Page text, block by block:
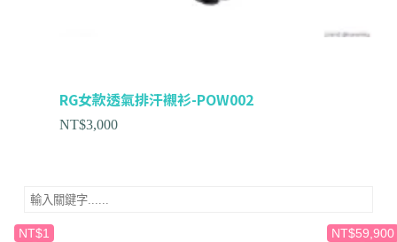
NT$1 NT$59,900
RG女款透氣排汗襯衫-POW002
NT$3,000